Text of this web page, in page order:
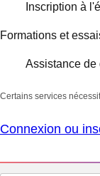
Inscription à
Formations et
Assistance de
Certains services
Connexion ou